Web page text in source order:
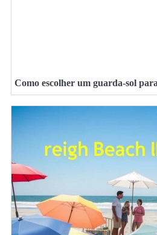
Como escolher um guarda-sol